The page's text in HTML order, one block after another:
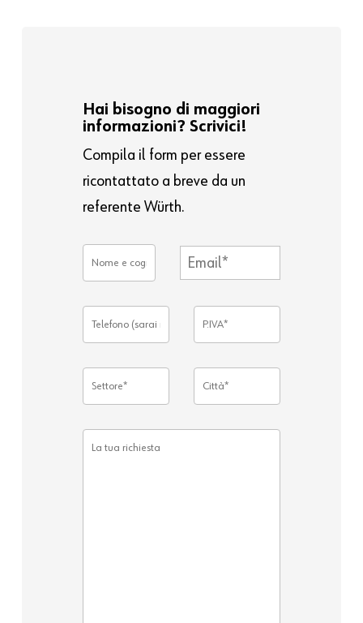
Hai bisogno di maggiori
informazioni? Scrivici!
Compila il form per essere
ricontattato a breve da un
referente Würth.